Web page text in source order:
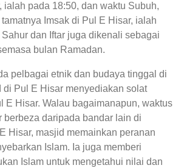
ialah pada 18:50, dan waktu Subuh,
Imsak di Pul E Hisar, ialah
dan Iftar juga dikenali sebagai
bulan Ramadan.
pelbagai etnik dan budaya tinggal di
di Pul E Hisar menyediakan solat
E Hisar. Walau bagaimanapun, waktus
berbeza daripada bandar lain di
Hisar, masjid memainkan peranan
Islam. Ia juga memberi
Islam untuk mengetahui nilai dan